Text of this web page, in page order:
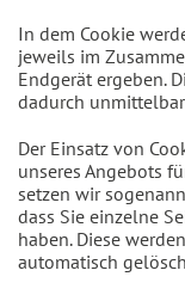
In dem Cookie
jeweils im
Endgerät ergeben.
dadurch
Der Einsatz von
unseres Angebots
setzen wir
dass Sie einzelne
haben. Diese
automatisch